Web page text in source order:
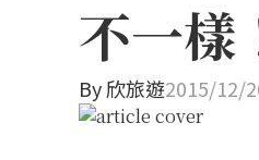
不一樣
By欣旅遊2015/12/